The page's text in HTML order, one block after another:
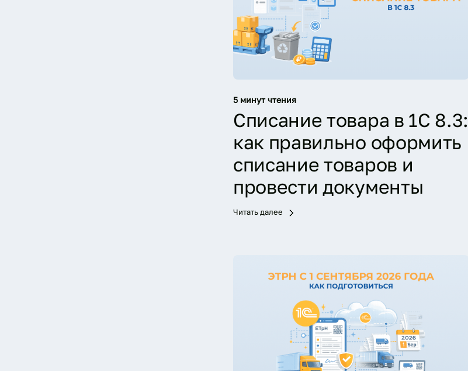
5 минут чтения
Списание товара в 1С 8.3:
как правильно оформить
списание товаров и
провести документы
Читать далее